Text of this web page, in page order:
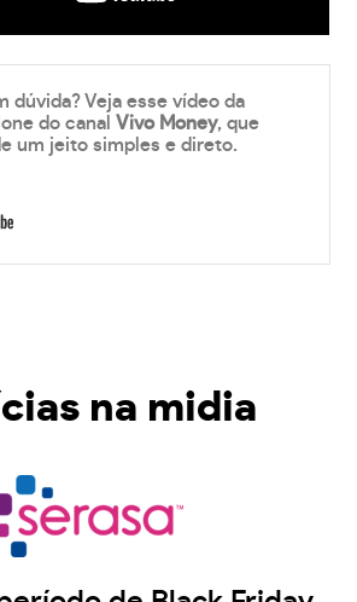
dúvida? Veja esse vídeo da
do canalVivo Money, que
um jeito simples e direto.
na midia